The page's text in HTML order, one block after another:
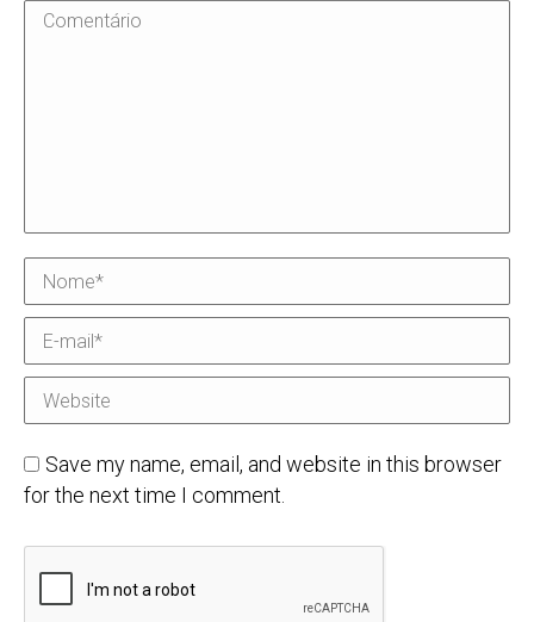
Comentário
Nome *
E-mail *
Website
Save my name, email, and website in this browser
for the next time I comment.